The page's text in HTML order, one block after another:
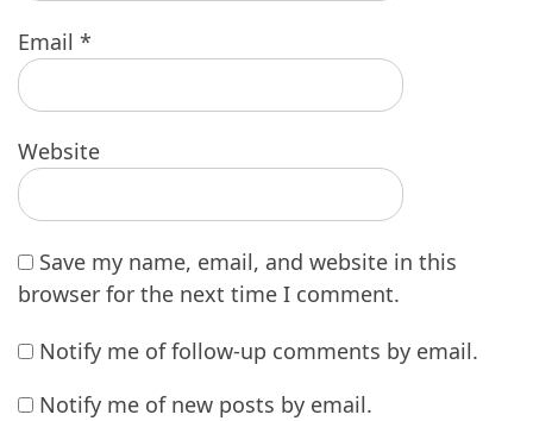
Email *
Website
Save my name, email, and website in this
browser for the next time I comment.
Notify me of follow-up comments by email.
Notify me of new posts by email.